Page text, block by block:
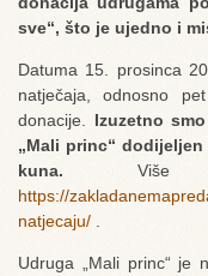
sve“, što je ujedno i
Datuma 15. prosinca
natječaja, odnosno
donacije. Izuzetno
„Mali princ“
kuna. Više
https://
natjecaju/
Udruga „Mali princ“ je